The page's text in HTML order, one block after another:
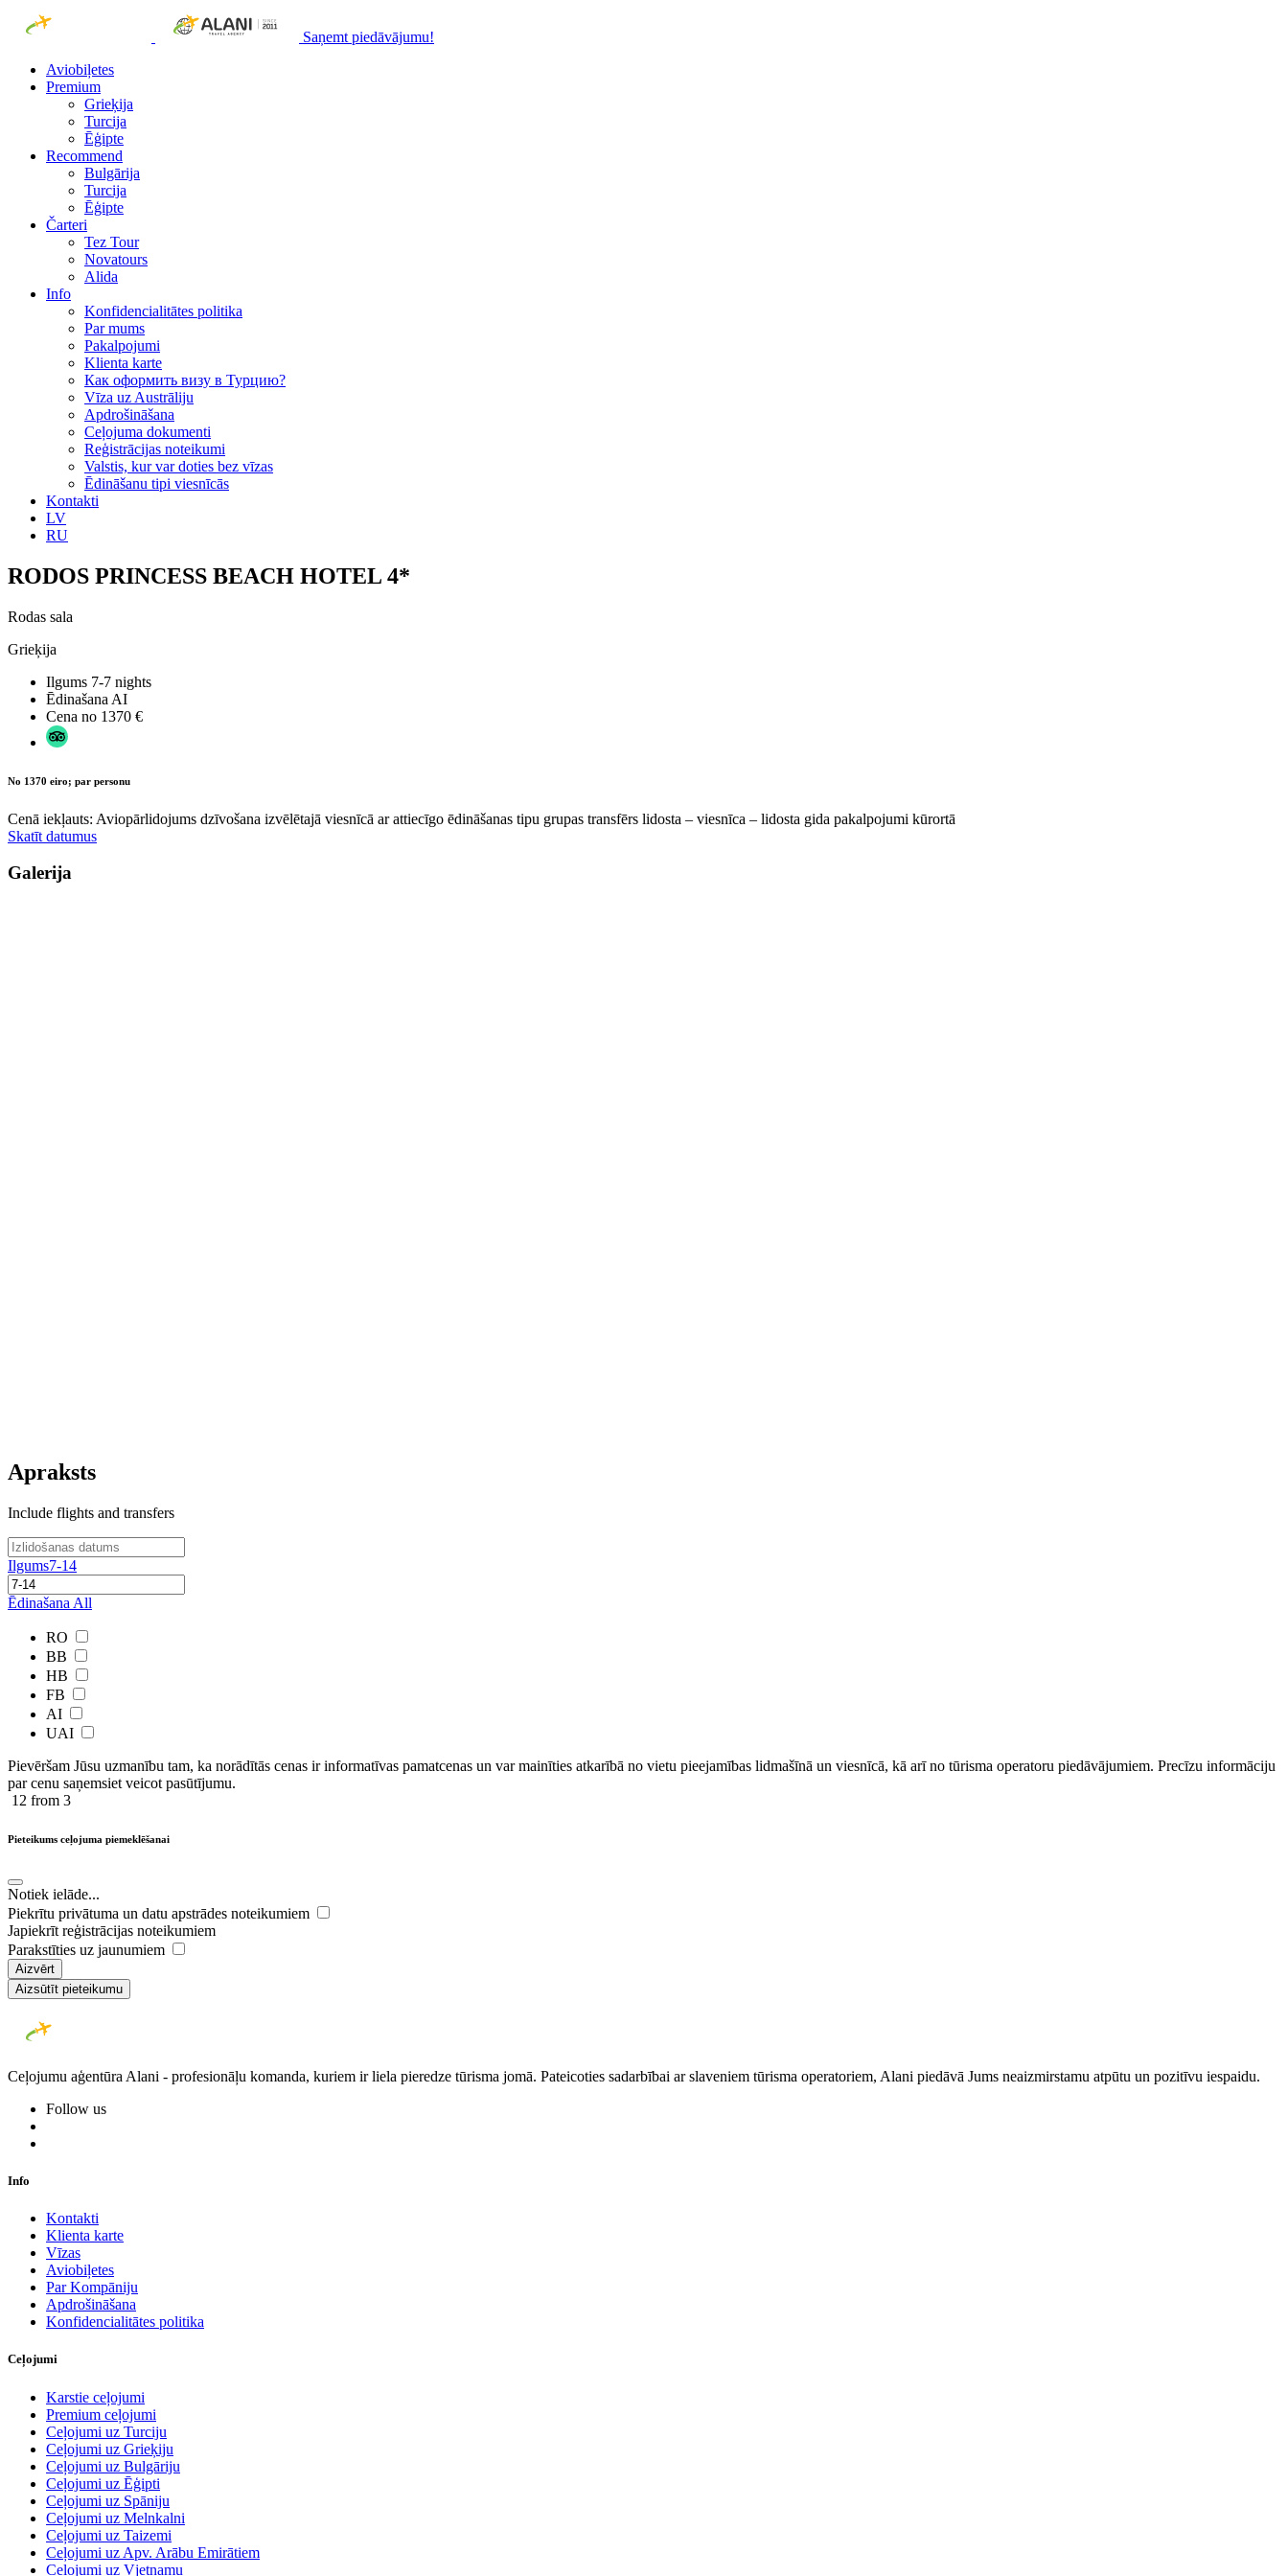
Saņemt piedāvājumu!
Aviobiļetes
Premium
Grieķija
Turcija
Ēģipte
Recommend
Bulgārija
Turcija
Ēģipte
Čarteri
Tez Tour
Novatours
Alida
Info
Konfidencialitātes politika
Par mums
Рakalpojumi
Klienta karte
Как оформить визу в Турцию?
Vīza uz Austrāliju
Apdrošināšana
Ceļojuma dokumenti
Reģistrācijas noteikumi
Valstis, kur var doties bez vīzas
Ēdināšanu tipi viesnīcās
Kontakti
LV
RU
RODOS PRINCESS BEACH HOTEL 4*
Rodas sala
Grieķija
Ilgums 7-7 nights
Ēdinašana AI
Cena no 1370 €
No 1370 eiro; par personu
Cenā iekļauts: Aviopārlidojums dzīvošana izvēlētajā viesnīcā ar attiecīgo ēdināšanas tipu grupas transfērs lidosta – viesnīca – lidosta gida pakalpojumi kūrortā
Skatīt datumus
Galerija
Apraksts
Include flights and transfers
Ilgums7-14
Ēdinašana All
RO
BB
HB
FB
AI
UAI
Pievēršam Jūsu uzmanību tam, ka norādītās cenas ir ​informatīvas ​pamatcenas un var mainīties atkarībā ​no ​vietu pieejamības lidmašīnā un viesnīcā, kā arī no tūrisma operatoru piedāvājumiem. Precīzu informāciju
par cenu saņemsiet veicot pasūtījumu.
12 from 3
Pieteikums ceļojuma piemeklēšanai
Notiek ielāde...
Piekrītu privātuma un datu apstrādes noteikumiem
Japiekrīt reģistrācijas noteikumiem
Parakstīties uz jaunumiem
Aizvērt
Aizsūtīt pieteikumu
Ceļojumu aģentūra Alani - profesionāļu komanda, kuriem ir liela pieredze tūrisma jomā. Pateicoties sadarbībai ar slaveniem tūrisma operatoriem, Alani piedāvā Jums neaizmirstamu atpūtu un pozitīvu iespaidu.
Follow us
Info
Kontakti
Klienta karte
Vīzas
Aviobiļetes
Par Kompāniju
Apdrošināšana
Konfidencialitātes politika
Ceļojumi
Karstie ceļojumi
Premium ceļojumi
Ceļojumi uz Turciju
Ceļojumi uz Grieķiju
Ceļojumi uz Bulgāriju
Ceļojumi uz Ēģipti
Ceļojumi uz Spāniju
Ceļojumi uz Melnkalni
Ceļojumi uz Taizemi
Ceļojumi uz Apv. Arābu Emirātiem
Ceļojumi uz Vjetnamu